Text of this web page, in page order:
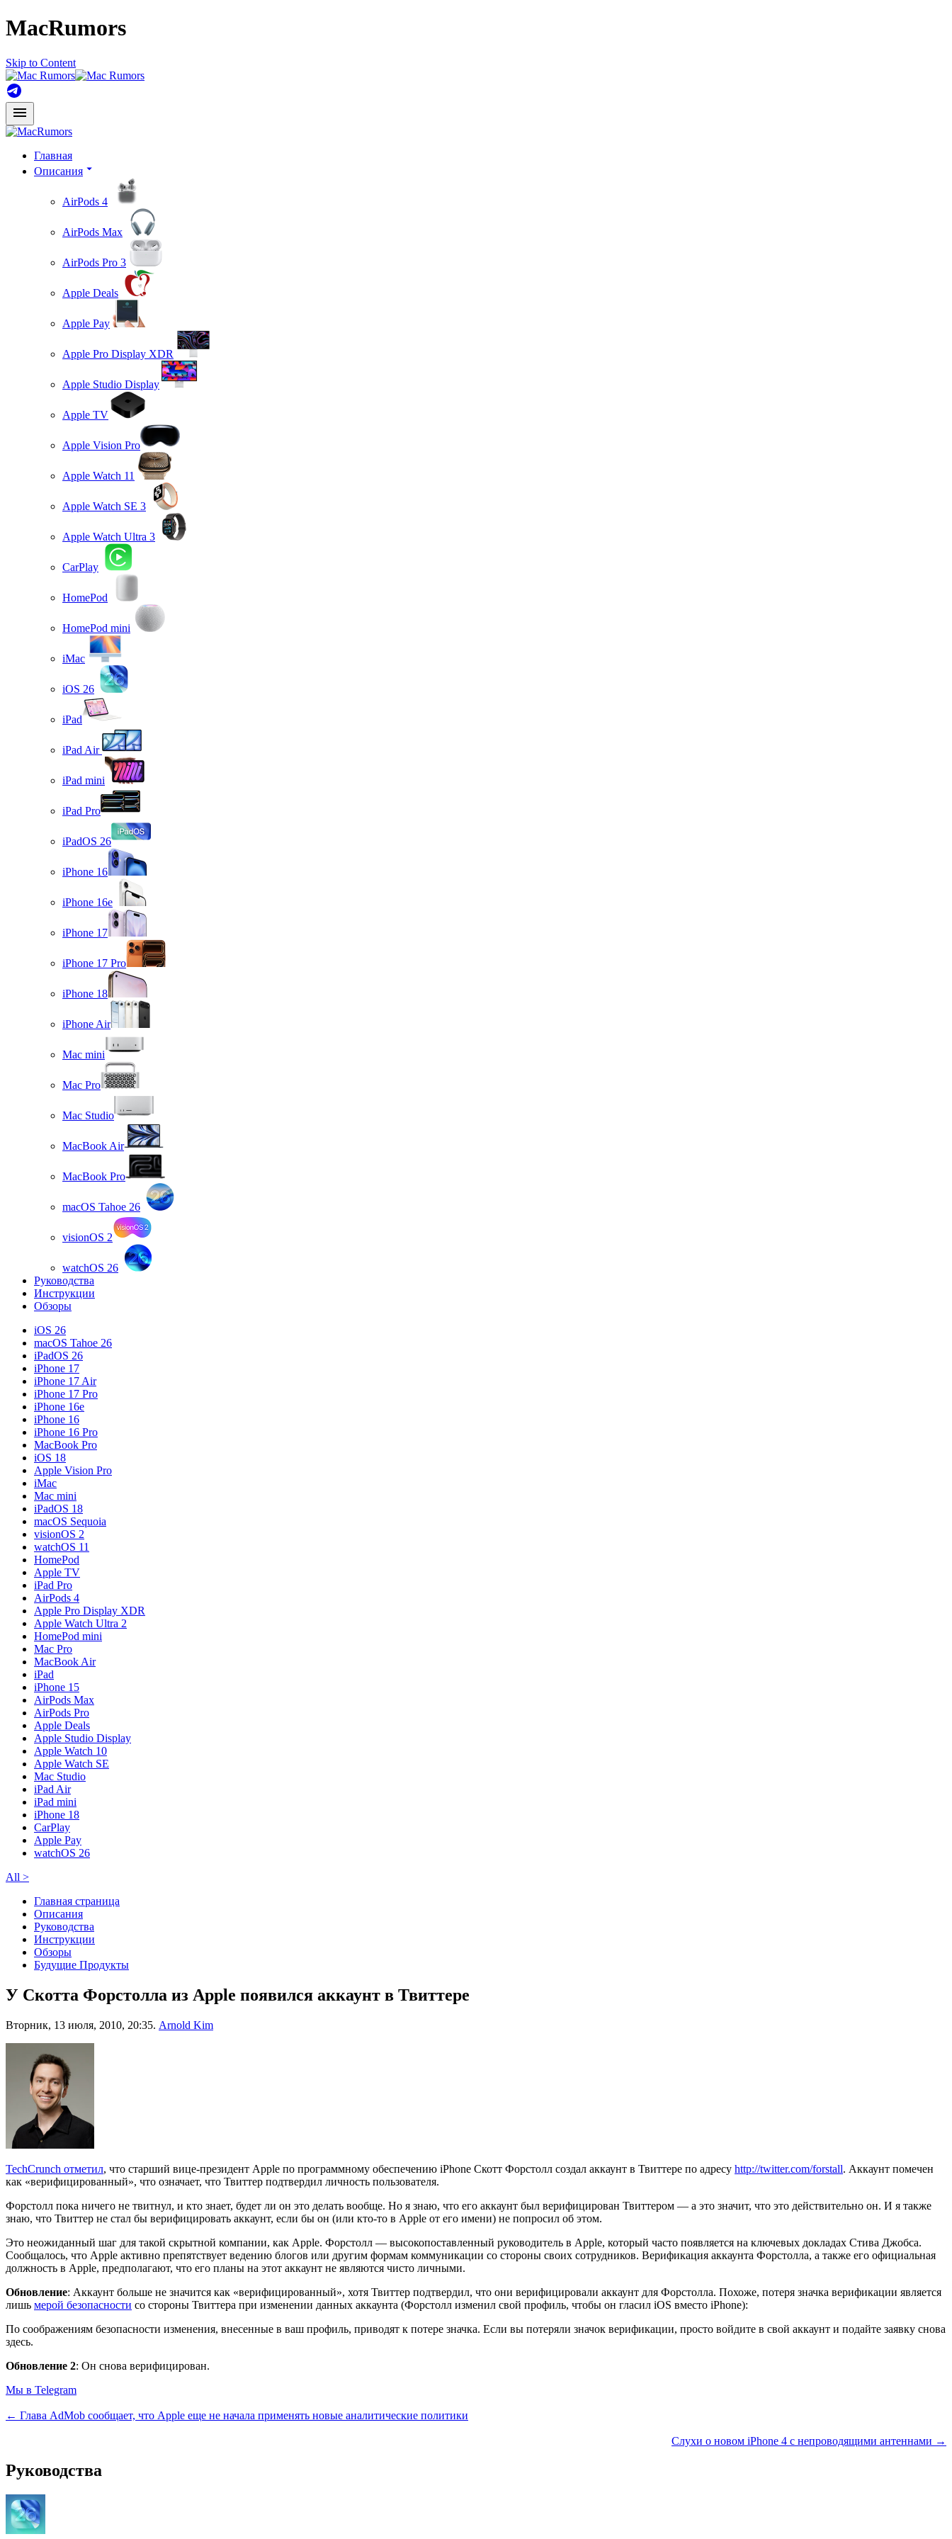
MacRumors
Skip to Content
Главная
Описания
AirPods 4
AirPods Max
AirPods Pro 3
Apple Deals
Apple Pay
Apple Pro Display XDR
Apple Studio Display
Apple TV
Apple Vision Pro
Apple Watch 11
Apple Watch SE 3
Apple Watch Ultra 3
CarPlay
HomePod
HomePod mini
iMac
iOS 26
iPad
iPad Air
iPad mini
iPad Pro
iPadOS 26
iPhone 16
iPhone 16e
iPhone 17
iPhone 17 Pro
iPhone 18
iPhone Air
Mac mini
Mac Pro
Mac Studio
MacBook Air
MacBook Pro
macOS Tahoe 26
visionOS 2
watchOS 26
Руководства
Инструкции
Обзоры
iOS 26
macOS Tahoe 26
iPadOS 26
iPhone 17
iPhone 17 Air
iPhone 17 Pro
iPhone 16e
iPhone 16
iPhone 16 Pro
MacBook Pro
iOS 18
Apple Vision Pro
iMac
Mac mini
iPadOS 18
macOS Sequoia
visionOS 2
watchOS 11
HomePod
Apple TV
iPad Pro
AirPods 4
Apple Pro Display XDR
Apple Watch Ultra 2
HomePod mini
Mac Pro
MacBook Air
iPad
iPhone 15
AirPods Max
AirPods Pro
Apple Deals
Apple Studio Display
Apple Watch 10
Apple Watch SE
Mac Studio
iPad Air
iPad mini
iPhone 18
CarPlay
Apple Pay
watchOS 26
All >
Главная страница
Описания
Руководства
Инструкции
Обзоры
Будущие Продукты
У Скотта Форстолла из Apple появился аккаунт в Твиттере
Вторник, 13 июля, 2010, 20:35. Arnold Kim
TechCrunch отметил, что старший вице-президент Apple по программному обеспечению iPhone Скотт Форстолл создал аккаунт в Твиттере по адресу http://twitter.com/forstall. Аккаунт помечен
как «верифицированный», что означает, что Твиттер подтвердил личность пользователя.
Форстолл пока ничего не твитнул, и кто знает, будет ли он это делать вообще. Но я знаю, что его аккаунт был верифицирован Твиттером — а это значит, что это действительно он. И я также
знаю, что Твиттер не стал бы верифицировать аккаунт, если бы он (или кто-то в Apple от его имени) не попросил об этом.
Это неожиданный шаг для такой скрытной компании, как Apple. Форстолл — высокопоставленный руководитель в Apple, который часто появляется на ключевых докладах Стива Джобса.
Сообщалось, что Apple активно препятствует ведению блогов или другим формам коммуникации со стороны своих сотрудников. Верификация аккаунта Форстолла, а также его официальная
должность в Apple, предполагают, что его планы на этот аккаунт не являются чисто личными.
Обновление: Аккаунт больше не значится как «верифицированный», хотя Твиттер подтвердил, что они верифицировали аккаунт для Форстолла. Похоже, потеря значка верификации является
лишь мерой безопасности со стороны Твиттера при изменении данных аккаунта (Форстолл изменил свой профиль, чтобы он гласил iOS вместо iPhone):
По соображениям безопасности изменения, внесенные в ваш профиль, приводят к потере значка. Если вы потеряли значок верификации, просто войдите в свой аккаунт и подайте заявку снова
здесь.
Обновление 2: Он снова верифицирован.
Мы в Telegram
← Глава AdMob сообщает, что Apple еще не начала применять новые аналитические политики
Слухи о новом iPhone 4 с непроводящими антеннами →
Руководства